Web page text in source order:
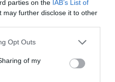
parties on the IAB’s List of
may further disclose it to other
uses one or more Google
behaviour. You may click to
and its third-party tags to
Opt Outs
of my
JÖHET AZ ALSÓ ...